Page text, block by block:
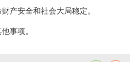
产安全和社会大局稳定。
事项。